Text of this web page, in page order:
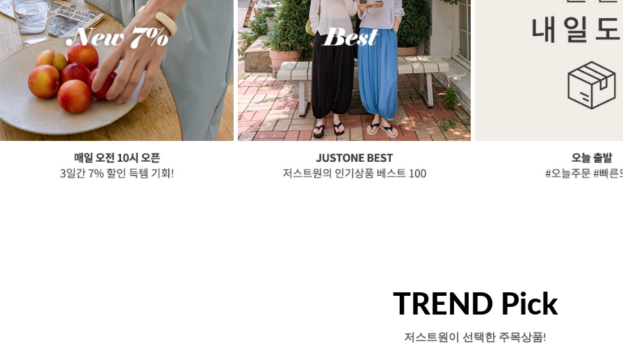
TREND Pick
저스트원이 선택한 주목상품!